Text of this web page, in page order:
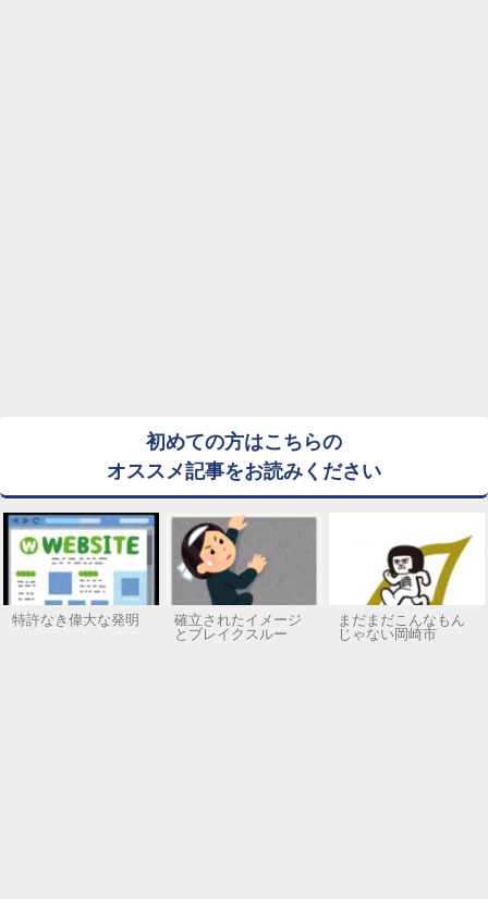
初めての方はこちらの
オススメ記事をお読みください
特許なき偉大な発明 確立されたイメージ
とブレイクスルー
まだまだこんなもん
じゃない岡崎市